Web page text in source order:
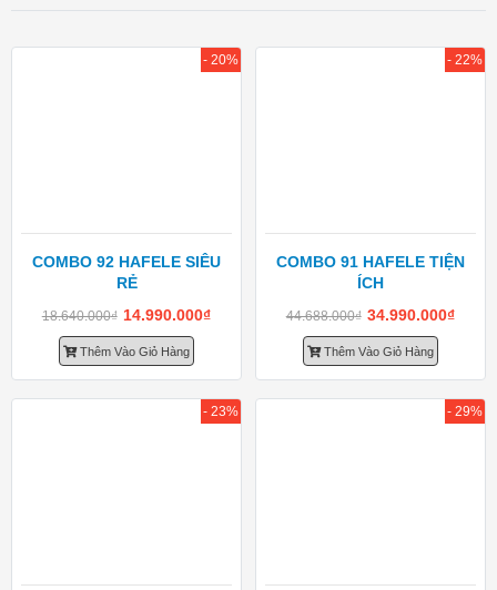
COMBO 92 HAFELE SIÊU
RẺ
18.640.000₫ 14.990.000₫
Thêm Vào Giỏ Hàng
- 20%
COMBO 91 HAFELE TIỆN
ÍCH
44.688.000₫ 34.990.000₫
Thêm Vào Giỏ Hàng
- 22%
- 23% - 29%